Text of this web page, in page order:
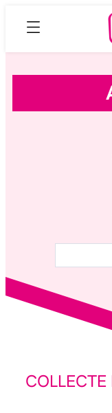
Rechercher